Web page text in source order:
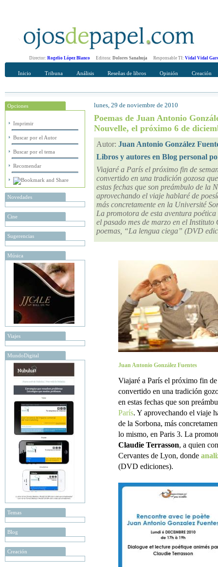
Director: Rogelio López Blanco Editora: Dolores Sanahuja Responsable TI: Vidal Vidal
Inicio Tribuna Análisis Reseñas de libros Opinión Creación
Opciones
Imprimir
Buscar por el Autor
Buscar por el tema
Recomendar
Novedades
Cine
Sugerencias
Música
Viajes
MundoDigital
Temas
Blog
Creación
Recomendar
Su nombre Completo
lunes, 29 de noviembre de 2010
Poemas de Juan Antonio
Nouvelle, el próximo 6 de
Autor: Juan Antonio González
Libros y autores en Blog personal
Viajaré a París el próximo fin de
convertido en una tradición gozosa
estas fechas que son preámbulo de
aprovechando el viaje hablaré de
más concretamente en la Université
La promotora de esta aventura
el pasado mes de marzo en el
poemas, “La lengua ciega” (DVD
Juan Antonio González Fuentes
Viajaré a París el próximo fin
convertido en una tradición
en estas fechas que son
París. Y aprovechando el viaje
de la Sorbona, más
lo mismo, en Paris 3. La
Claudie Terrasson, a quien
Cervantes de Lyon, donde
(DVD ediciones).